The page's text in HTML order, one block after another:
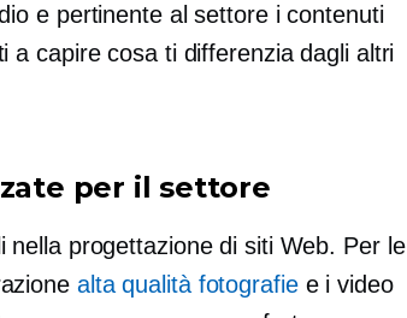
e pertinente al settorei contenuti
a capire cosa ti differenzia dagli altri
per il settore
nella progettazione di siti Web. Per le
alta qualitàfotografiee i video